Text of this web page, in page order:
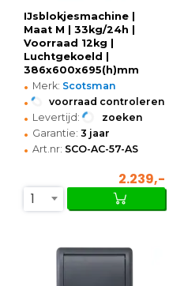
IJsblokjesmachine |
Maat M | 33kg/24h |
Voorraad 12kg |
Luchtgekoeld |
386x600x695(h)mm
• Merk: Scotsman
• voorraad controleren
• Levertijd: zoeken
• Garantie: 3 jaar
• Art.nr: SCO-AC-57-AS
2.239,-
1